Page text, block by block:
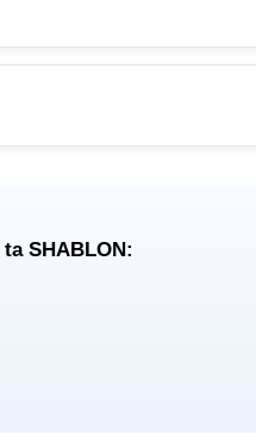
taSHABLON: